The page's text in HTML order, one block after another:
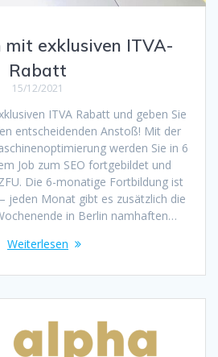
mit exklusiven ITVA-
Rabatt
15/12/2021
ITVA Rabatt und geben Sie
entscheidenden Anstoß! Mit der
werden Sie in 6
Job zum SEO fortgebildet und
Die 6-monatige Fortbildung ist
jeden Monat gibt es zusätzlich die
in Berlin namhaften…
Weiterlesen